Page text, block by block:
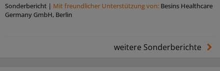
Sonderbericht | Mit freundlicher Unterstützung von: Besins Healthcare
Germany GmbH, Berlin
weitere Sonderberichte